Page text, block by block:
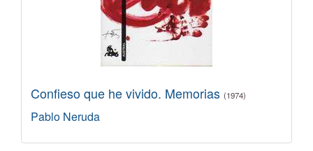
Confieso que he vivido. Memorias (1974)
Pablo Neruda